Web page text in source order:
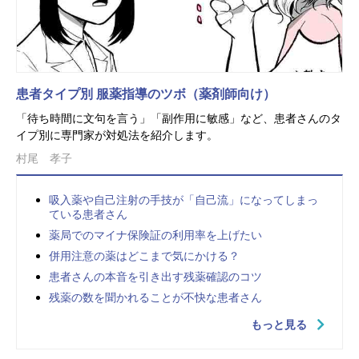
患者タイプ別 服薬指導のツボ（薬剤師向け）
「待ち時間に文句を言う」「副作用に敏感」など、患者さんのタ
イプ別に専門家が対処法を紹介します。
村尾 孝子
吸入薬や自己注射の手技が「自己流」になってしまっ
ている患者さん
薬局でのマイナ保険証の利用率を上げたい
併用注意の薬はどこまで気にかける？
患者さんの本音を引き出す残薬確認のコツ
残薬の数を聞かれることが不快な患者さん
もっと見る